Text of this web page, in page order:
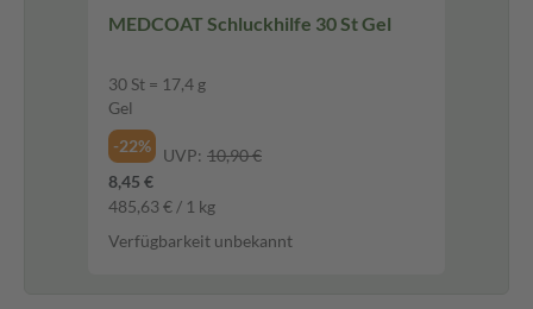
MEDCOAT Schluckhilfe 30 St Gel
30 St = 17,4 g
Gel
-22%
UVP: 10,90 €
8,45 €
485,63 € / 1 kg
Verfügbarkeit unbekannt